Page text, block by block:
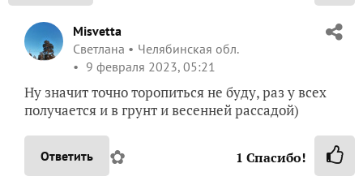
Misvetta
Светлана
Челябинская обл.
9 февраля 2023, 05:21
Ну значит точно торопиться не буду, раз у всех
получается и в грунт и весенней рассадой)
Ответить ✿ 1 Спасибо!